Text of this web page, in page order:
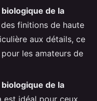
de la
finitions de haute
aux détails, ce
les amateurs de
de la